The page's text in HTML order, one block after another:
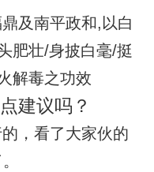
及南平政和,以白
肥壮/身披白毫/挺
解毒之功效
建议吗？
，看了大家伙的